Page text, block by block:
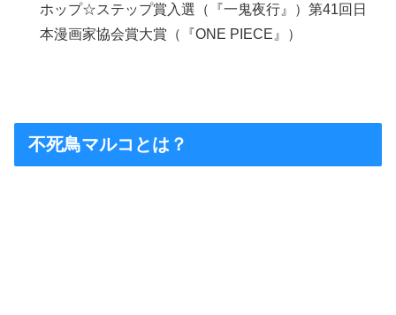
ホップ☆ステップ賞入選（『一鬼夜行』）第41回日
本漫画家協会賞大賞（『ONE PIECE』）
不死鳥マルコとは？